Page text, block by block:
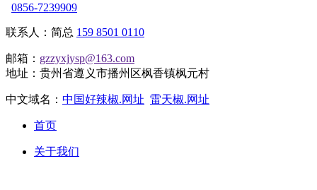
0856-7239909
联系人：简总 159 8501 0110
邮箱： gzzyxjysp@163.com
地址：贵州省遵义市播州区枫香镇枫元村
中文域名： 中国好辣椒.网址 雷天椒.网址
首页
关于我们